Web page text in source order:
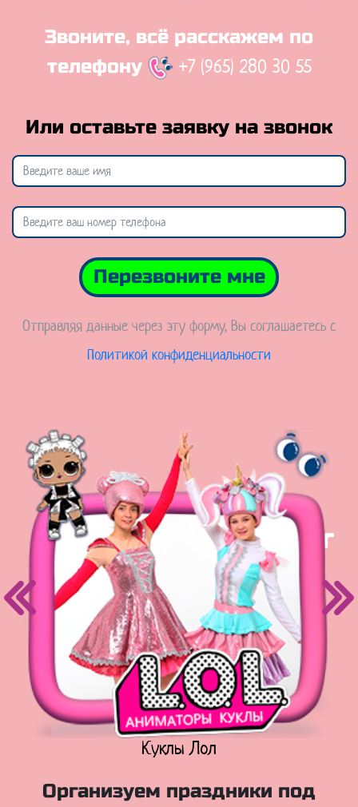
Звоните, всё расскажем по
телефону
+7 (965) 280 30 55
Или оставьте заявку на звонок
Перезвоните мне
Отправляя данные через эту форму, Вы соглашаетесь с
Политикой конфиденциальности
Куклы Лол
Организуем праздники под